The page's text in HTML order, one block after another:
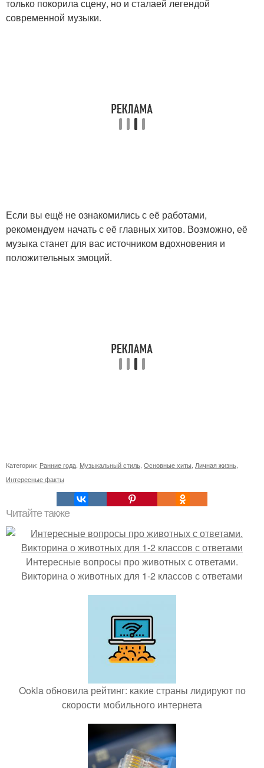
только покорила сцену, но и сталаей легендой
современной музыки.
Если вы ещё не ознакомились с её работами,
рекомендуем начать с её главных хитов. Возможно, её
музыка станет для вас источником вдохновения и
положительных эмоций.
Категории: Ранние года Музыкальный стиль Основные хиты Личная жизнь
Интересные факты
Читайте также
Интересные вопросы про животных с ответами.
Викторина о животных для 1-2 классов с ответами
Ookla обновила рейтинг: какие страны лидируют по
скорости мобильного интернета